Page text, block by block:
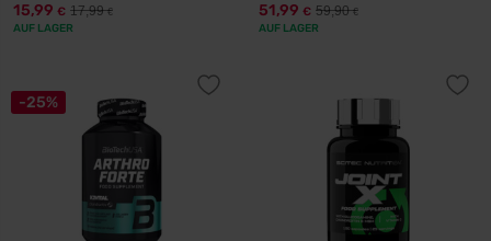
15,99 € 17,99€
AUF LAGER
51,99 € 59,90€
AUF LAGER
-25%